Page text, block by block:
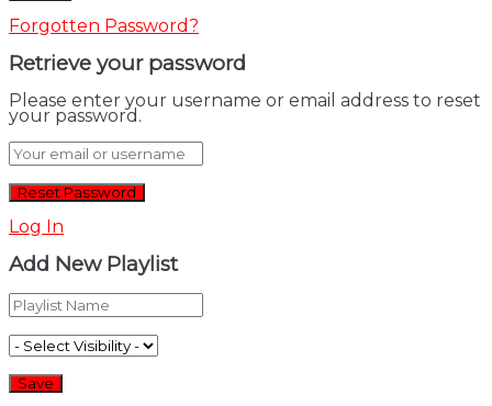
Forgotten Password?
Retrieve your password
Please enter your username or email address to reset
your password.
Log In
Add New Playlist